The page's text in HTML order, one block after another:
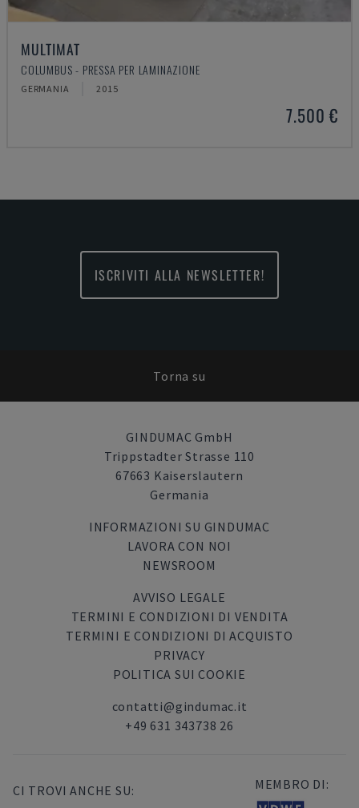
MULTIMAT
COLUMBUS - PRESSA PER LAMINAZIONE
GERMANIA 2015
7.500 €
ISCRIVITI ALLA NEWSLETTER!
Torna su
GINDUMAC GmbH
Trippstadter Strasse 110
67663 Kaiserslautern
Germania
INFORMAZIONI SU GINDUMAC
LAVORA CON NOI
NEWSROOM
AVVISO LEGALE
TERMINI E CONDIZIONI DI VENDITA
TERMINI E CONDIZIONI DI ACQUISTO
PRIVACY
POLITICA SUI COOKIE
contatti@gindumac.it
+49 631 343738 26
CI TROVI ANCHE SU: MEMBRO DI: